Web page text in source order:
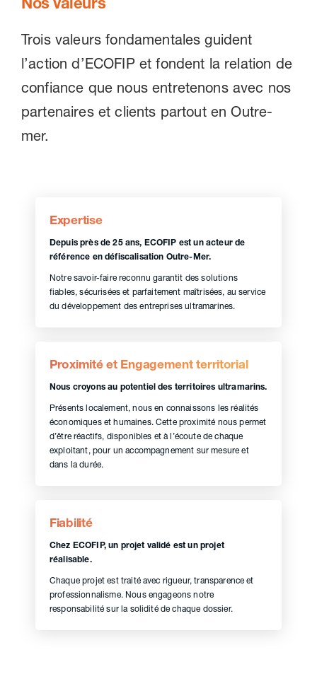
Trois valeurs fondamentales guident
l’action d’ECOFIP et fondent la relation de
confiance que nous entretenons avec nos
partenaires et clients partout en Outre-
mer.
Expertise
Depuis près de 25 ans, ECOFIP est un acteur de
référence en défiscalisation Outre-Mer.
Notre savoir-faire reconnu garantit des solutions
fiables, sécurisées et parfaitement maîtrisées, au service
du développement des entreprises ultramarines.
Proximité et Engagement territorial
Nous croyons au potentiel des territoires ultramarins.
Présents localement, nous en connaissons les réalités
économiques et humaines. Cette proximité nous permet
d’être réactifs, disponibles et à l’écoute de chaque
exploitant, pour un accompagnement sur mesure et
dans la durée.
Fiabilité
Chez ECOFIP, un projet validé est un projet
réalisable.
Chaque projet est traité avec rigueur, transparence et
professionnalisme. Nous engageons notre
responsabilité sur la solidité de chaque dossier.